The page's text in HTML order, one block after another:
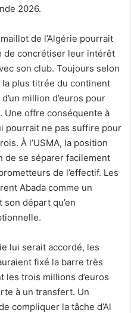
2026.
de l’Algérie pourrait
concrétiser leur intérêt
son club. Toujours selon
la plus titrée du continent
million d’euros pour
offre conséquente à
pourrait ne pas suffire pour
À l’USMA, la position
de se séparer facilement
de l’effectif. Les
Abada comme un
son départ qu’en
lui serait accordé, les
fixé la barre très
les trois millions d’euros
à un transfert. Un
compliquer la tâche d’Al